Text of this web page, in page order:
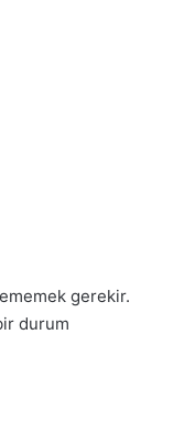
gerekir.
durum